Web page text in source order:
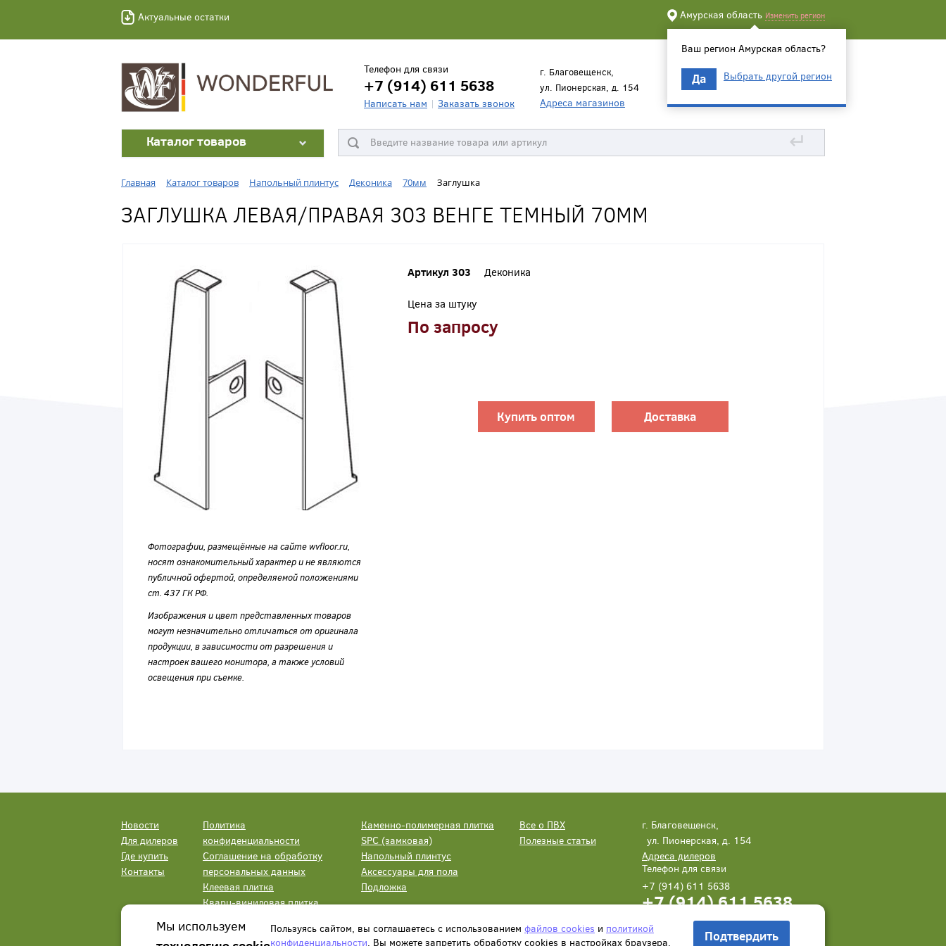
Актуальные остатки Амурская область Изменить регион
Ваш регион Амурская область?
Да Выбрать другой регион
Телефон для связи
+7 (914) 611 5638
Написать нам Заказать звонок
г. Благовещенск,
ул. Пионерская, д. 154
Адреса магазинов
Каталог товаров ↵
Главная Каталог товаров Напольный плинтус Деконика 70мм Заглушка
ЗАГЛУШКА ЛЕВАЯ/ПРАВАЯ 303 ВЕНГЕ ТЕМНЫЙ 70ММ
Фотографии, размещённые на сайте wvfloor.ru,
носят ознакомительный характер и не являются
публичной офертой, определяемой положениями
ст. 437 ГК РФ.
Изображения и цвет представленных товаров
могут незначительно отличаться от оригинала
продукции, в зависимости от разрешения и
настроек вашего монитора, а также условий
освещения при съемке.
Артикул 303 Деконика
Цена за штуку
По запросу
Купить оптом Доставка
Новости
Для дилеров
Где купить
Контакты
Политика
конфиденциальности
Соглашение на обработку
персональных данных
Клеевая плитка
Кварц-виниловая плитка
Каменно-полимерная плитка
SPC (замковая)
Напольный плинтус
Аксессуары для пола
Подложка
Все о ПВХ
Полезные статьи
г. Благовещенск,
ул. Пионерская, д. 154
Адреса дилеров
Телефон для связи
+7 (914) 611 5638
+7 (914) 611 5638
Написать нам Заказать звонок
Мы используем
Пользуясь сайтом, вы соглашаетесь с использованием файлов cookies и политикой
конфиденциальности. Вы можете запретить обработку сookies в настройках браузера. Подтвердить